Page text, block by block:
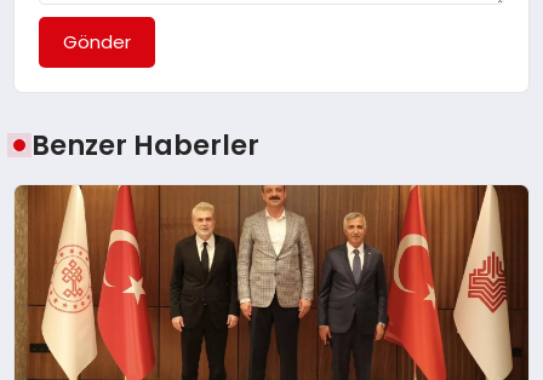
Gönder
Benzer Haberler